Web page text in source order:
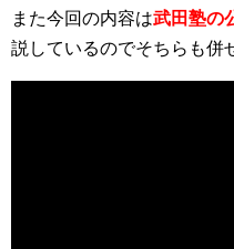
また今回の内容は武田塾の
説しているのでそちらも併